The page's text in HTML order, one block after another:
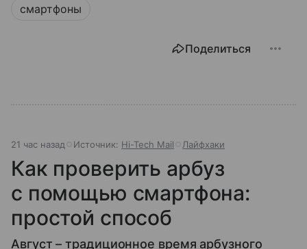
смартфоны
Поделиться
21 час назад Источник: Hi-Tech Mail Лайфхаки
Как проверить арбуз
с помощью смартфона:
простой способ
Август – традиционное время арбузного